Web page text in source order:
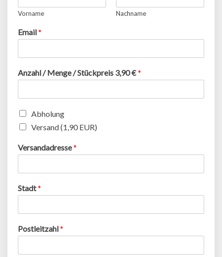
Vorname Nachname
Email*
Anzahl / Menge / Stückpreis 3,90 €*
Abholung
Versand (1,90 EUR)
Versandadresse*
Stadt*
Postleitzahl*